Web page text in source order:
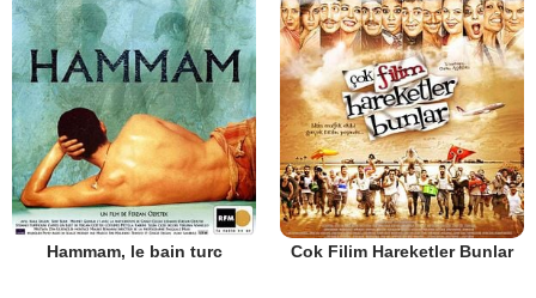
Hammam, le bain turc Cok Filim Hareketler Bunlar